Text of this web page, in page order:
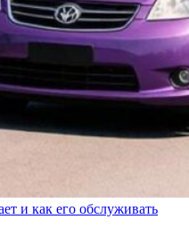
и как его обслуживать